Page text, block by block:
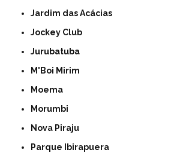
Jardim das Acácias
Jockey Club
Jurubatuba
M'Boi Mirim
Moema
Morumbi
Nova Piraju
Parque Ibirapuera